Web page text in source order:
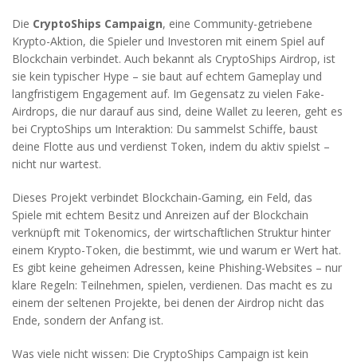
Die CryptoShips Campaign, eine Community-getriebene
Krypto-Aktion, die Spieler und Investoren mit einem Spiel auf
Blockchain verbindet. Auch bekannt als CryptoShips Airdrop, ist
sie kein typischer Hype – sie baut auf echtem Gameplay und
langfristigem Engagement auf. Im Gegensatz zu vielen Fake-
Airdrops, die nur darauf aus sind, deine Wallet zu leeren, geht es
bei CryptoShips um Interaktion: Du sammelst Schiffe, baust
deine Flotte aus und verdienst Token, indem du aktiv spielst –
nicht nur wartest.
Dieses Projekt verbindet Blockchain-Gaming, ein Feld, das
Spiele mit echtem Besitz und Anreizen auf der Blockchain
verknüpft mit Tokenomics, der wirtschaftlichen Struktur hinter
einem Krypto-Token, die bestimmt, wie und warum er Wert hat.
Es gibt keine geheimen Adressen, keine Phishing-Websites – nur
klare Regeln: Teilnehmen, spielen, verdienen. Das macht es zu
einem der seltenen Projekte, bei denen der Airdrop nicht das
Ende, sondern der Anfang ist.
Was viele nicht wissen: Die CryptoShips Campaign ist kein